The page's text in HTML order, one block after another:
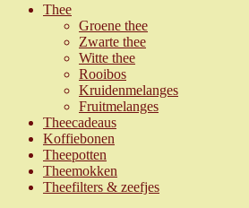
Thee
Groene thee
Zwarte thee
Witte thee
Rooibos
Kruidenmelanges
Fruitmelanges
Theecadeaus
Koffiebonen
Theepotten
Theemokken
Theefilters & zeefjes